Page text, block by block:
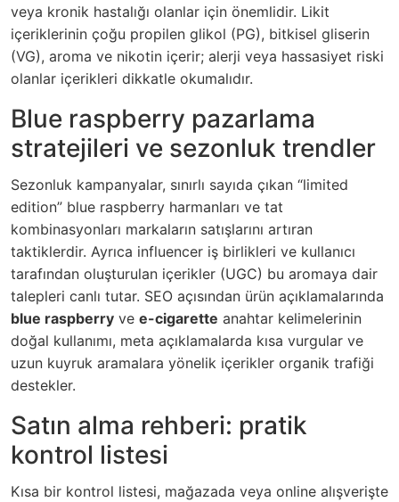
veya kronik hastalığı olanlar için önemlidir. Likit
içeriklerinin çoğu propilen glikol (PG), bitkisel gliserin
(VG), aroma ve nikotin içerir; alerji veya hassasiyet riski
olanlar içerikleri dikkatle okumalıdır.
Blue raspberry pazarlama
stratejileri ve sezonluk trendler
Sezonluk kampanyalar, sınırlı sayıda çıkan “limited
edition” blue raspberry harmanları ve tat
kombinasyonları markaların satışlarını artıran
taktiklerdir. Ayrıca influencer iş birlikleri ve kullanıcı
tarafından oluşturulan içerikler (UGC) bu aromaya dair
talepleri canlı tutar. SEO açısından ürün açıklamalarında
blue raspberry ve e-cigarette anahtar kelimelerinin
doğal kullanımı, meta açıklamalarda kısa vurgular ve
uzun kuyruk aramalara yönelik içerikler organik trafiği
destekler.
Satın alma rehberi: pratik
kontrol listesi
Kısa bir kontrol listesi, mağazada veya online alışverişte